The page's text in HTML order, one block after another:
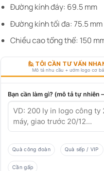
Đường kính đáy: 69.5 mm
Đường kính tối đa: 75.5 mm
Chiều cao tổng thể: 150
🙋 TÔI CẦN TƯ VẤN
Mô tả nhu cầu + ướm logo cơ
Bạn cần làm gì? (mô tả tự
Quà công đoàn Quà sếp / VIP
Cần gấp